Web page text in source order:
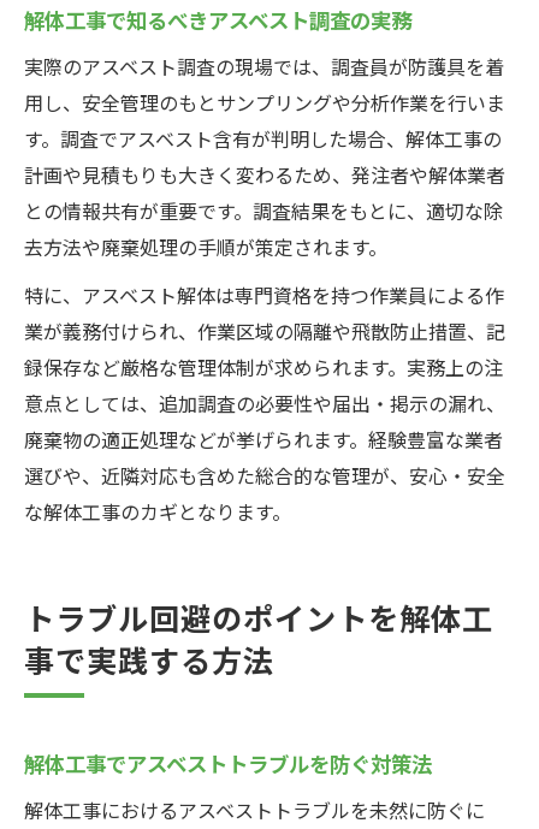
解体工事で知るべきアスベスト調査の実務
実際のアスベスト調査の現場では、調査員が防護具を着
用し、安全管理のもとサンプリングや分析作業を行いま
す。調査でアスベスト含有が判明した場合、解体工事の
計画や見積もりも大きく変わるため、発注者や解体業者
との情報共有が重要です。調査結果をもとに、適切な除
去方法や廃棄処理の手順が策定されます。
特に、アスベスト解体は専門資格を持つ作業員による作
業が義務付けられ、作業区域の隔離や飛散防止措置、記
録保存など厳格な管理体制が求められます。実務上の注
意点としては、追加調査の必要性や届出・掲示の漏れ、
廃棄物の適正処理などが挙げられます。経験豊富な業者
選びや、近隣対応も含めた総合的な管理が、安心・安全
な解体工事のカギとなります。
トラブル回避のポイントを解体工
事で実践する方法
解体工事でアスベストトラブルを防ぐ対策法
解体工事におけるアスベストトラブルを未然に防ぐに